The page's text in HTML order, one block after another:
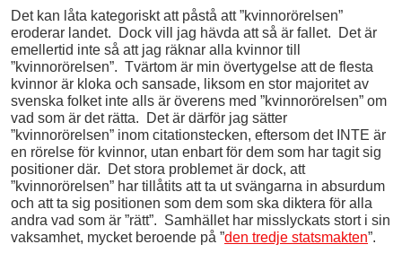
Det kan låta kategoriskt att påstå att ”kvinnorörelsen”
eroderar landet. Dock vill jag hävda att så är fallet. Det är
emellertid inte så att jag räknar alla kvinnor till
”kvinnorörelsen”. Tvärtom är min övertygelse att de flesta
kvinnor är kloka och sansade, liksom en stor majoritet av
svenska folket inte alls är överens med ”kvinnorörelsen” om
vad som är det rätta. Det är därför jag sätter
”kvinnorörelsen” inom citationstecken, eftersom det INTE är
en rörelse för kvinnor, utan enbart för dem som har tagit sig
positioner där. Det stora problemet är dock, att
”kvinnorörelsen” har tillåtits att ta ut svängarna in absurdum
och att ta sig positionen som dem som ska diktera för alla
andra vad som är ”rätt”. Samhället har misslyckats stort i sin
vaksamhet, mycket beroende på ”den tredje statsmakten”.